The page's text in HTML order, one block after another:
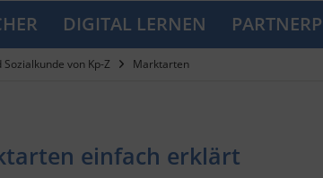
DIGITAL LERNEN
von Kp-Z Marktarten
einfach erklärt